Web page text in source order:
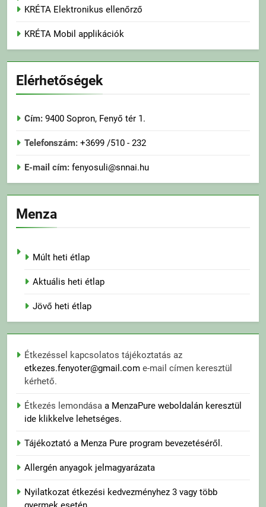
KRÉTA Elektronikus ellenőrző
KRÉTA Mobil applikációk
Elérhetőségek
Cím: 9400 Sopron, Fenyő tér 1.
Telefonszám: +3699 /510 - 232
E-mail cím: fenyosuli@snnai.hu
Menza
Múlt heti étlap
Aktuális heti étlap
Jövő heti étlap
Étkezéssel kapcsolatos tájékoztatás az
etkezes.fenyoter@gmail.com e-mail címen keresztül
kérhető.
Étkezés lemondása a MenzaPure weboldalán keresztül
ide klikkelve lehetséges.
Tájékoztató a Menza Pure program bevezetéséről.
Allergén anyagok jelmagyarázata
Nyilatkozat étkezési kedvezményhez 3 vagy több